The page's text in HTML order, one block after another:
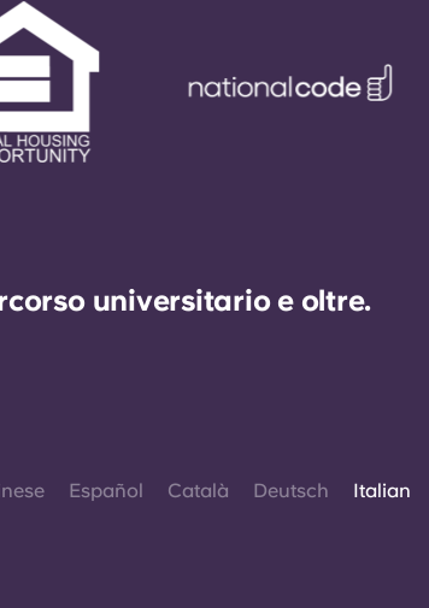
universitario e oltre.
Español Català Deutsch Italian